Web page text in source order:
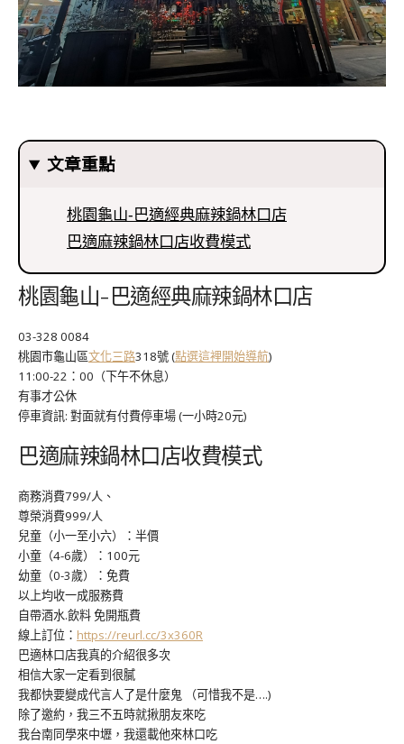
文章重點
桃園龜山-巴適經典麻辣鍋林口店
巴適麻辣鍋林口店收費模式
桃園龜山-巴適經典麻辣鍋林口店
03-328 0084
桃園市龜山區文化三路318號 (點選這裡開始導航)
11:00-22：00（下午不休息）
有事才公休
停車資訊: 對面就有付費停車場 (一小時20元)
巴適麻辣鍋林口店收費模式
商務消費799/人、
尊榮消費999/人
兒童（小一至小六）：半價
小童（4-6歲）：100元
幼童（0-3歲）：免費
以上均收一成服務費
自帶酒水.飲料 免開瓶費
線上訂位： https://reurl.cc/3x360R
巴適林口店我真的介紹很多次
相信大家一定看到很膩
我都快要變成代言人了是什麼鬼 （可惜我不是….)
除了邀約，我三不五時就揪朋友來吃
我台南同學來中壢，我還載他來林口吃